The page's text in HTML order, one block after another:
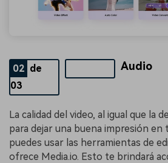
02 de
03
Audio
La calidad del video, al igual que la
para dejar una buena impresión en
puedes usar las herramientas de
ofrece Media.io. Esto te brindará